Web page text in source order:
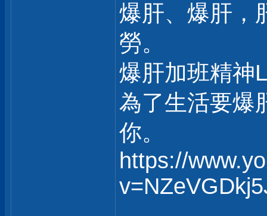
爆肝、爆肝，
勞。
爆肝加班精神
為了生活要爆
你。
https://